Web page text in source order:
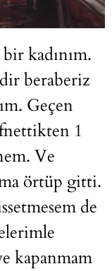
kadınım.
beraberiz
Geçen
1
Ve
örtüp gitti.
de
kapanmam